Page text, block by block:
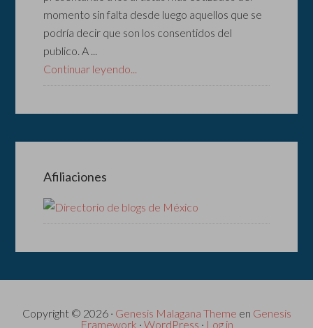
momento sin falta desde luego aquellos que se
podría decir que son los consentidos del
publico. A ...
Continuar leyendo...
Afiliaciones
Copyright © 2026 · Genesis Malagana Theme en Genesis
Framework · WordPress · Log in